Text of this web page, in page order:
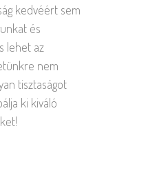
kedvéért sem
és
lehet az
nem
tisztaságot
ki kiváló